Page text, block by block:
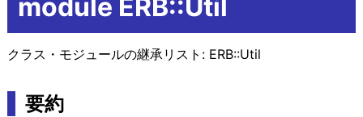
module ERB::Util
クラス・モジュールの継承リスト: ERB::Util
要約